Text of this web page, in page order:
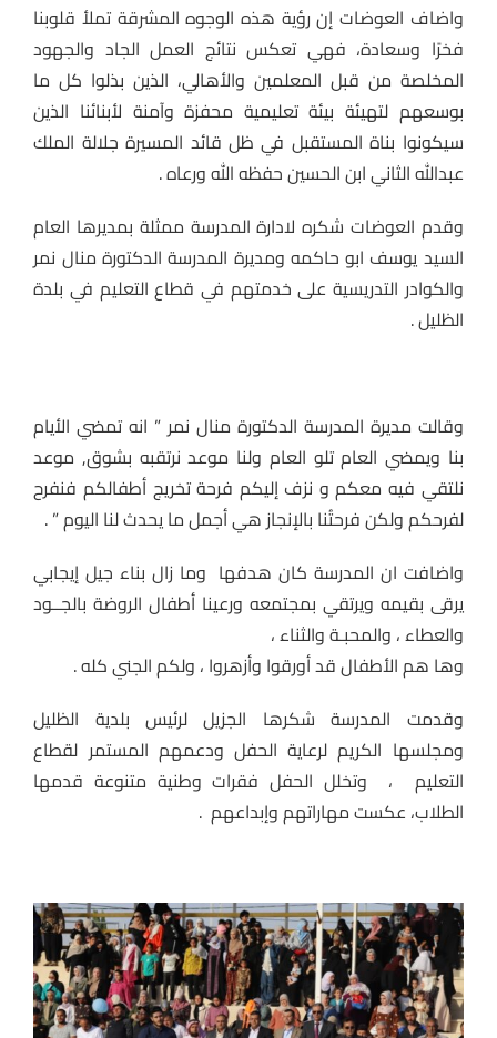
واضاف العوضات إن رؤية هذه الوجوه المشرقة تملأ قلوبنا
فخرًا وسعادة، فهي تعكس نتائج العمل الجاد والجهود
المخلصة من قبل المعلمين والأهالي، الذين بذلوا كل ما
بوسعهم لتهيئة بيئة تعليمية محفزة وآمنة لأبنائنا الذين
سيكونوا بناة المستقبل في ظل قائد المسيرة جلالة الملك
عبدالله الثاني ابن الحسين حفظه الله ورعاه .
وقدم العوضات شكره لادارة المدرسة ممثلة بمديرها العام
السيد يوسف ابو حاكمه ومديرة المدرسة الدكتورة منال نمر
والكوادر التدريسية على خدمتهم في قطاع التعليم في بلدة
الظليل .
وقالت مديرة المدرسة الدكتورة منال نمر ” انه تمضي الأيام
بنا ويمضي العام تلو العام ولنا موعد نرتقبه بشوق, موعد
نلتقي فيه معكم و نزف إليكم فرحة تخريج أطفالكم فنفرح
لفرحكم ولكن فرحتُنا بالإنجاز هي أجمل ما يحدث لنا اليوم ” .
واضافت ان المدرسة كان هدفها وما زال بناء جيل إيجابي
يرقى بقيمه ويرتقي بمجتمعه ورعينا أطفال الروضة بالجــود
والعطاء ، والمحبـة والثناء ،
وها هم الأطفال قد أورقوا وأزهروا ، ولكم الجني كله .
وقدمت المدرسة شكرها الجزيل لرئيس بلدية الظليل
ومجلسها الكريم لرعاية الحفل ودعمهم المستمر لقطاع
التعليم ، وتخلل الحفل فقرات وطنية متنوعة قدمها
الطلاب، عكست مهاراتهم وإبداعهم .